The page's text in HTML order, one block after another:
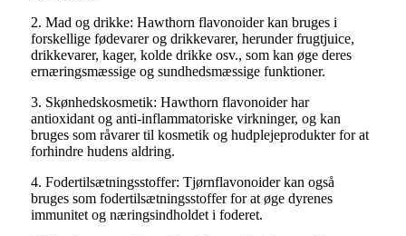
2. Mad og drikke: Hawthorn flavonoider kan bruges i
forskellige fødevarer og drikkevarer, herunder frugtjuice,
drikkevarer, kager, kolde drikke osv., som kan øge deres
ernæringsmæssige og sundhedsmæssige funktioner.
3. Skønhedskosmetik: Hawthorn flavonoider har
antioxidant og anti-inflammatoriske virkninger, og kan
bruges som råvarer til kosmetik og hudplejeprodukter for at
forhindre hudens aldring.
4. Fodertilsætningsstoffer: Tjørnflavonoider kan også
bruges som fodertilsætningsstoffer for at øge dyrenes
immunitet og næringsindholdet i foderet.